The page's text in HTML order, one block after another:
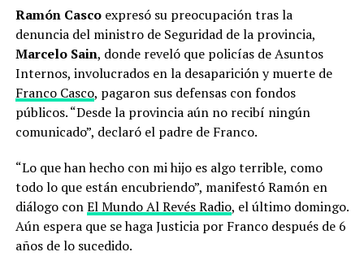
Ramón Cascoexpresó su preocupación tras la
denuncia del ministro de Seguridad de la provincia,
Marcelo Sain, donde reveló que policías de Asuntos
Internos, involucrados en la desaparición y muerte de
Franco Casco, pagaron sus defensas con fondos
públicos. “Desde la provincia aún no recibí ningún
comunicado”, declaró el padre de Franco.
“Lo que han hecho con mi hijo es algo terrible, como
todo lo que están encubriendo”, manifestó Ramón en
diálogo conEl Mundo Al Revés Radio, el último domingo.
Aún espera que se haga Justicia por Franco después de 6
años de lo sucedido.